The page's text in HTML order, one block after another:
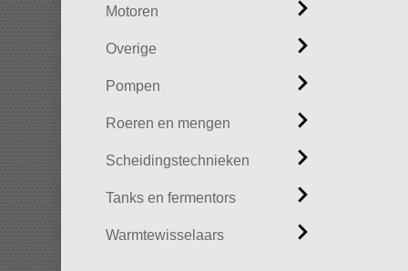
Motoren
Overige
Pompen
Roeren en mengen
Scheidingstechnieken
Tanks en fermentors
Warmtewisselaars